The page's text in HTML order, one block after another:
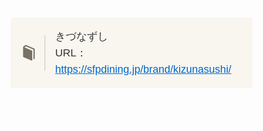
きづなずし
URL：
https://sfpdining.jp/brand/kizunasushi/